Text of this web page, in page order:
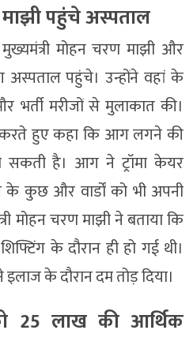
पहुंचे अस्पताल
मोहन चरण माझी और
अस्पताल पहुंचे। उन्होंने वहां के
भर्ती मरीजों से मुलाकात की।
करते हुए कहा कि आग लगने की
सकती है। आग ने ट्रॉमा केयर
कुछ और वार्डों को भी अपनी
मोहन चरण माझी ने बताया कि
के दौरान ही हो गई थी।
के दौरान दम तोड़ दिया।
25 लाख की आर्थिक